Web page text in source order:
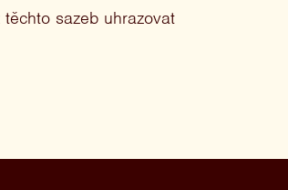
sazeb uhrazovat